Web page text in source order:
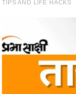
शि
रा
ज